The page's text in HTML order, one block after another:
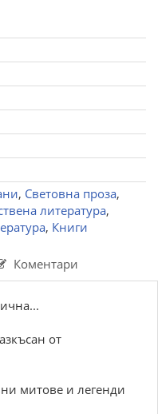
, Световна проза,
литература,
, Книги
Коментари
от
митове и легенди